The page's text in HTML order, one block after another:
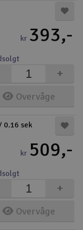
kr 393,-
Overvåge
+
0.16 sek
kr 509,-
Overvåge
+